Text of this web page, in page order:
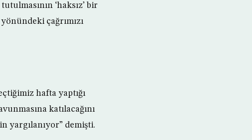
‘haksız’ bir
çağrımızı
hafta yaptığı
katılacağını
yargılanıyor” demişti.